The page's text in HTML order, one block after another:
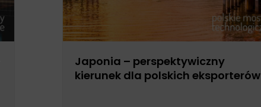
Japonia – perspektywiczny
kierunek dla polskich eksporterów